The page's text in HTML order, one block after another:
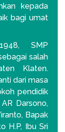
kepada
bagi umat
SMP
salah
Klaten.
dari masa
pendidik
Darsono,
Bapak
H.P, Ibu Sri